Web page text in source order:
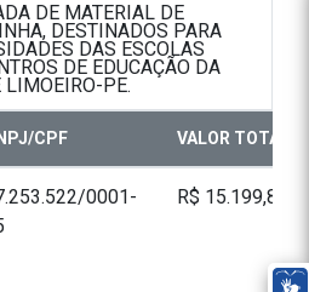
DE MATERIAL DE
DESTINADOS PARA
DAS ESCOLAS
DE EDUCAÇÃO DA
LIMOEIRO-PE.
CPF VALOR TOTAL
0001-
R$ 15.199,80